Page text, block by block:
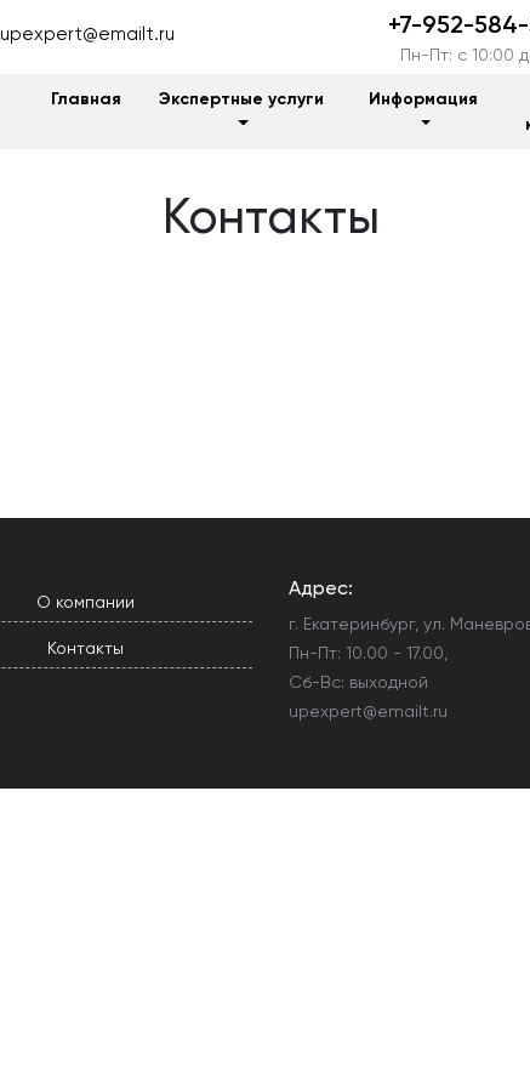
upexpert@emailt.ru +7-952-
Пн-Пт: c 10:00
Главная Экспертные услуги Информация
Контакты
О компании
Контакты
Адрес:
г. Екатеринбург, ул.
Пн-Пт: 10.00 - 17.00,
Сб-Вс: выходной
upexpert@emailt.ru